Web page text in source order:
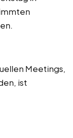
Meetings,
ist